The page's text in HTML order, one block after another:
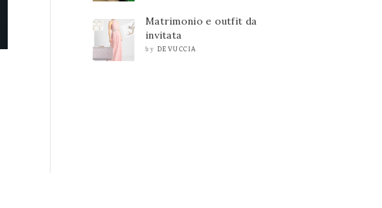
Matrimonio e outfit da
invitata
by DEVUCCIA